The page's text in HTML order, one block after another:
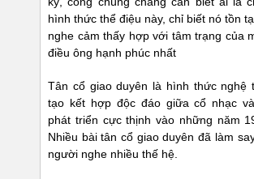
hình thức thể điệu này, chỉ biết nó tồn
nghe cảm thấy hợp với tâm trạng của
điều ông hạnh phúc nhất
Tân cổ giao duyên là hình thức nghệ
tạo kết hợp độc đáo giữa cổ nhạc
phát triển cực thịnh vào những năm
Nhiều bài tân cổ giao duyên đã làm
người nghe nhiều thế hệ.